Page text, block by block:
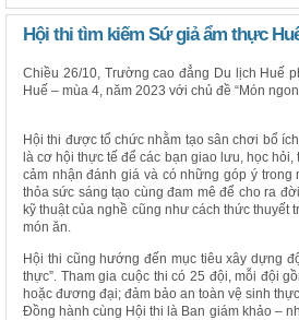
Hội thi tìm kiếm Sứ giả ẩm thực
Chiều 26/10, Trường cao đẳng Du lịch Huế
Huế – mùa 4, năm 2023 với chủ đề “Món
Hội thi được tổ chức nhằm tạo sân chơi bổ
là cơ hội thực tế để các bạn giao lưu, học
cảm nhận đánh giá và có những góp ý
thỏa sức sáng tạo cùng đam mê để cho ra
kỹ thuật của nghề cũng như cách thức
món ăn.
Hội thi cũng hướng đến mục tiêu xây dựng
thực”. Tham gia cuộc thi có 25 đội, mỗi đội
hoặc đương đại; đảm bảo an toàn vệ sinh
Đồng hành cùng Hội thi là Ban giám khảo –